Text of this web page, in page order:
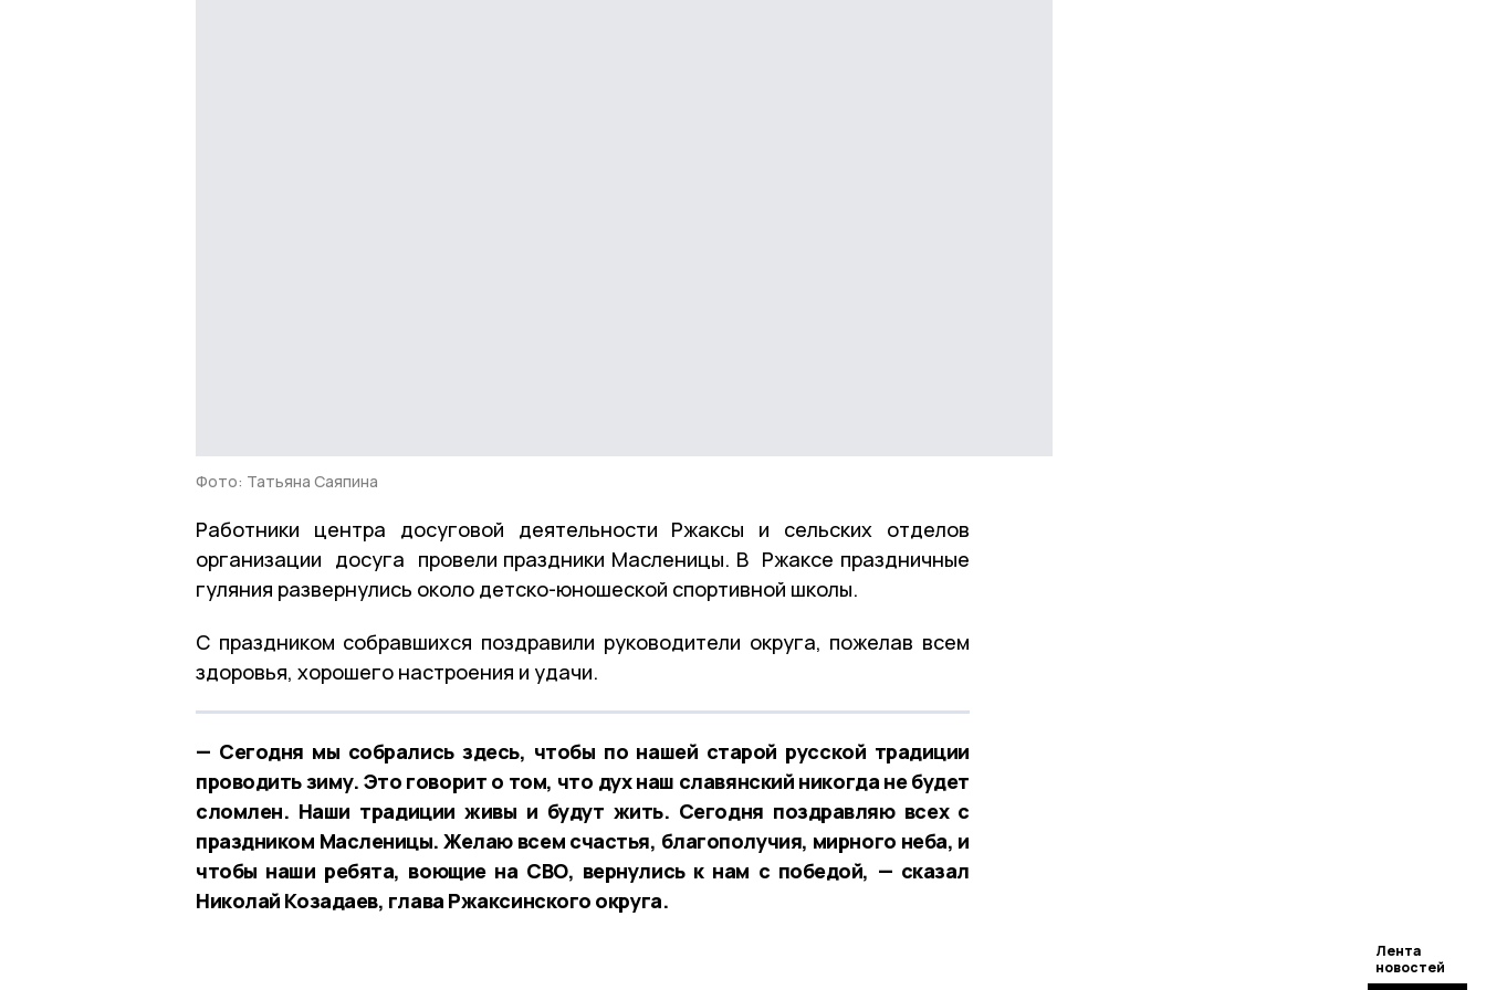
Лента
новостей
Фото: Татьяна Саяпина
Работники центра досуговой деятельности Ржаксы и сельских отделов
организации досуга провели праздники Масленицы. В Ржаксе праздничные
гуляния развернулись около детско-юношеской спортивной школы.
С праздником собравшихся поздравили руководители округа, пожелав всем
здоровья, хорошего настроения и удачи.
— Сегодня мы собрались здесь, чтобы по нашей старой русской традиции
проводить зиму. Это говорит о том, что дух наш славянский никогда не будет
сломлен. Наши традиции живы и будут жить. Сегодня поздравляю всех с
праздником Масленицы. Желаю всем счастья, благополучия, мирного неба, и
чтобы наши ребята, воющие на СВО, вернулись к нам с победой, — сказал
Николай Козадаев, глава Ржаксинского округа.